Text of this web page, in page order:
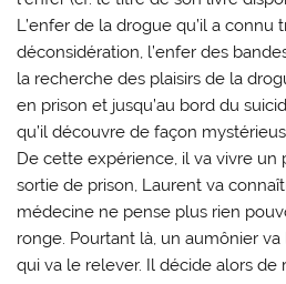
L’enfer de la drogue qu’il a connu
déconsidération, l’enfer des
la recherche des plaisirs de la
en prison et jusqu’au bord du
qu’il découvre de façon
De cette expérience, il va vivre un
sortie de prison, Laurent va
médecine ne pense plus rien
ronge. Pourtant là, un aumônier
qui va le relever. Il décide alors de